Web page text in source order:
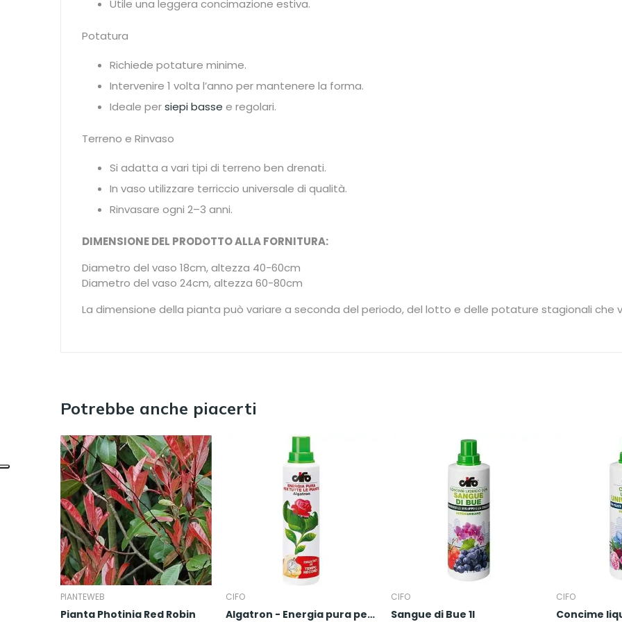
Utile una leggera concimazione estiva.
Potatura
Richiede potature minime.
Intervenire 1 volta l’anno per mantenere la forma.
Ideale persiepi basse e regolari.
Terreno e Rinvaso
Si adatta a vari tipi di terreno ben drenati.
In vaso utilizzare terriccio universale di qualità.
Rinvasare ogni 2–3 anni.
DIMENSIONE DEL PRODOTTO ALLA FORNITURA:
Diametro del vaso 18cm, altezza 40-60cm
Diametro del vaso 24cm, altezza 60-80cm
La dimensione della pianta può variare a seconda del periodo, del lotto e delle potature stagionali
Potrebbe anche piacerti
PIANTEWEB
Pianta Photinia Red Robin
CIFO
Algatron - Energia pura per tutte le piante
CIFO
Sangue di Bue 1l
CIFO